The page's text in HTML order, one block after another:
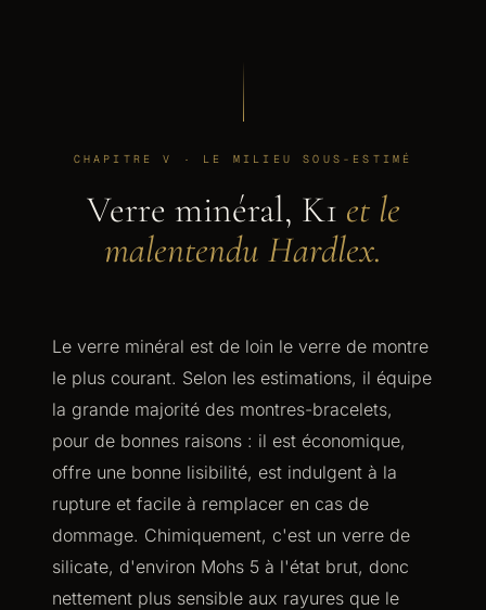
CHAPITRE V · LE MILIEU SOUS-ESTIMÉ
Verre minéral, K1 et le
malentendu Hardlex.
Le verre minéral est de loin le verre de montre
le plus courant. Selon les estimations, il équipe
la grande majorité des montres-bracelets,
pour de bonnes raisons : il est économique,
offre une bonne lisibilité, est indulgent à la
rupture et facile à remplacer en cas de
dommage. Chimiquement, c'est un verre de
silicate, d'environ Mohs 5 à l'état brut, donc
nettement plus sensible aux rayures que le